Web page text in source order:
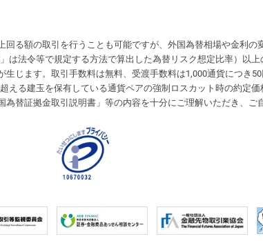
る額の取引を行うことも可能ですが、外国為替相場や金利
は法令等で規定する方法で算出した為替リスク想定比率）以
じます。取引手数料は無料、受渡手数料は1,000通貨につき
える建玉を保有している通貨ペアの強制ロスカット時の約定
替証拠金取引説明書」等の内容を十分にご理解いただき、ご